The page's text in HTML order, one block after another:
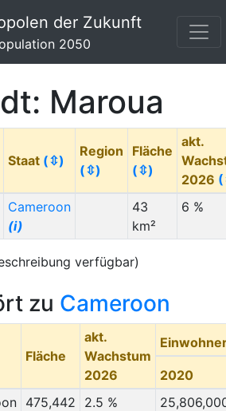
der Zukunft
2050
Maroua
Staat (⇳)
Region
(⇳)
Fläche
(⇳)
akt.
2026
Cameroon
(i)
43
km²
6 %
verfügbar)
zu Cameroon
Fläche
akt.
Wachstum
2026
2020
475,442
2.5 %